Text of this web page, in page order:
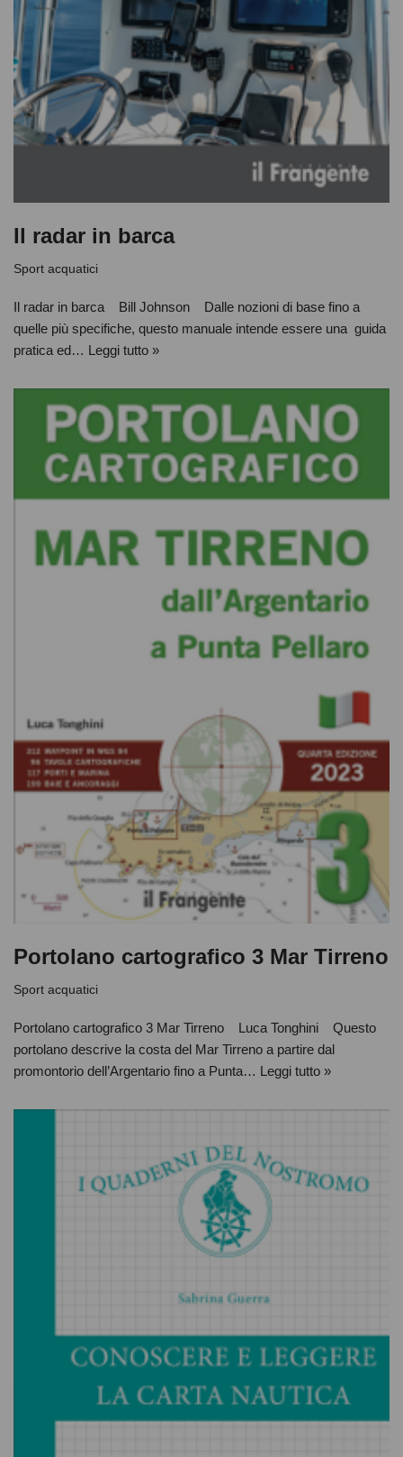
Il radar in barca
Sport acquatici
Il radar in barca Bill Johnson Dalle nozioni di base fino a
quelle più specifiche, questo manuale intende essere una guida
pratica ed… Leggi tutto »
Portolano cartografico 3 Mar Tirreno
Sport acquatici
Portolano cartografico 3 Mar Tirreno Luca Tonghini Questo
portolano descrive la costa del Mar Tirreno a partire dal
promontorio dell’Argentario fino a Punta… Leggi tutto »